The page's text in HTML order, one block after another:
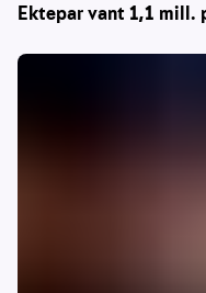
Ektepar vant 1,1